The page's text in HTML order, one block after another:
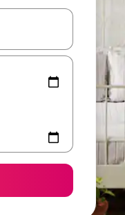
się po nich za